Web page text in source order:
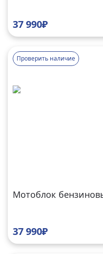
37 990₽
Проверить наличие
Мотоблок
37 990₽